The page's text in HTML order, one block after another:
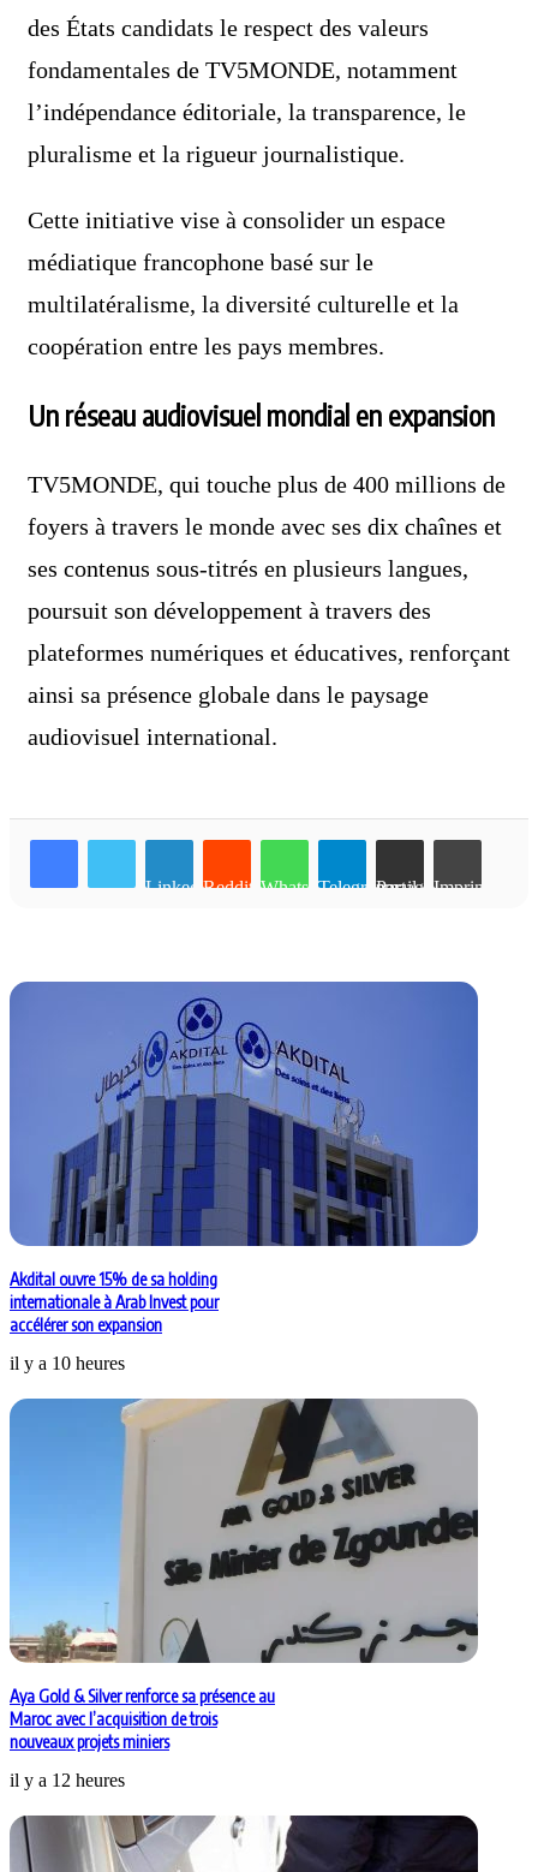
des États candidats le respect des valeurs
fondamentales de TV5MONDE, notamment
l’indépendance éditoriale, la transparence, le
pluralisme et la rigueur journalistique.
Cette initiative vise à consolider un espace
médiatique francophone basé sur le
multilatéralisme, la diversité culturelle et la
coopération entre les pays membres.
Un réseau audiovisuel mondial en expansion
TV5MONDE, qui touche plus de 400 millions de
foyers à travers le monde avec ses dix chaînes et
ses contenus sous-titrés en plusieurs langues,
poursuit son développement à travers des
plateformes numériques et éducatives, renforçant
ainsi sa présence globale dans le paysage
audiovisuel international.
LinkedinReddit WhatsAppTelegramPartager par email Imprimer
Akdital ouvre 15% de sa holding
internationale à Arab Invest pour
accélérer son expansion
il y a 10 heures
Aya Gold & Silver renforce sa présence au
Maroc avec l’acquisition de trois
nouveaux projets miniers
il y a 12 heures